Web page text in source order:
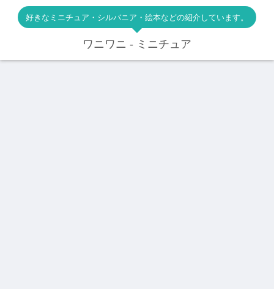
好きなミニチュア・シルバニア・絵本などの紹介しています。
ワニワニ - ミニチュア